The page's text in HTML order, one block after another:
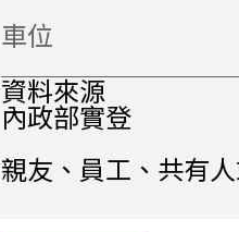
車位
資料來源
內政部實登
親友、員工、共有